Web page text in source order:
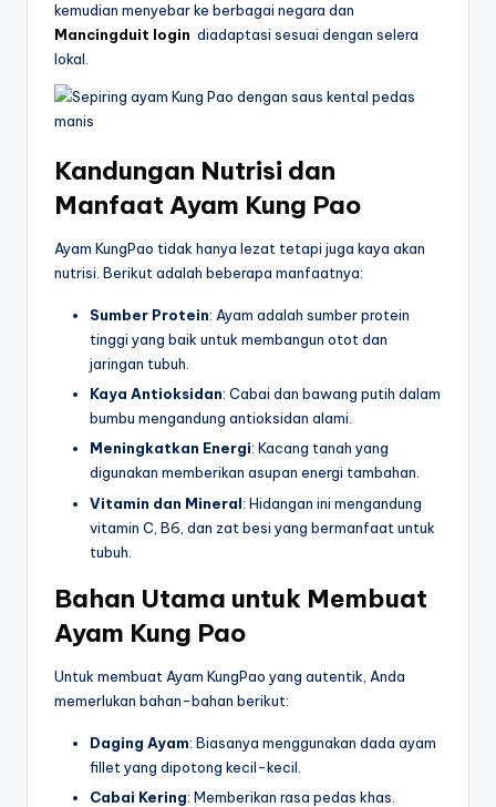
kemudian menyebar ke berbagai negara dan
Mancingduit login diadaptasi sesuai dengan selera
lokal.
Kandungan Nutrisi dan
Manfaat Ayam Kung Pao
Ayam KungPao tidak hanya lezat tetapi juga kaya akan
nutrisi. Berikut adalah beberapa manfaatnya:
Sumber Protein: Ayam adalah sumber protein
tinggi yang baik untuk membangun otot dan
jaringan tubuh.
Kaya Antioksidan: Cabai dan bawang putih dalam
bumbu mengandung antioksidan alami.
Meningkatkan Energi: Kacang tanah yang
digunakan memberikan asupan energi tambahan.
Vitamin dan Mineral: Hidangan ini mengandung
vitamin C, B6, dan zat besi yang bermanfaat untuk
tubuh.
Bahan Utama untuk Membuat
Ayam Kung Pao
Untuk membuat Ayam KungPao yang autentik, Anda
memerlukan bahan-bahan berikut:
Daging Ayam: Biasanya menggunakan dada ayam
fillet yang dipotong kecil-kecil.
Cabai Kering: Memberikan rasa pedas khas.